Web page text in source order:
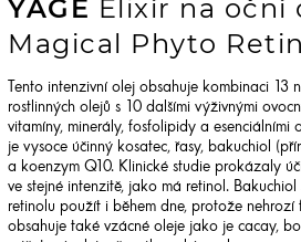
YAGE Elixír na oční
Magical Phyto
Tento intenzivní olej obsahuje kombinaci 13
rostlinných olejů s 10 dalšími výživnými
vitamíny, minerály, fosfolipidy a esenciálními
je vysoce účinný kosatec, řasy, bakuchiol
a koenzym Q10. Klinické studie prokázaly
ve stejné intenzitě, jako má retinol.
retinolu použít i během dne, protože nehrozí
obsahuje také vzácné oleje jako je cacay,